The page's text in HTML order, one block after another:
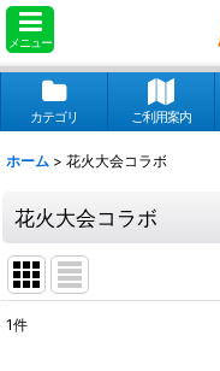
メニュー
カテゴリ ご利用案内
ホーム > 花火大会コラボ
花火大会コラボ
1件